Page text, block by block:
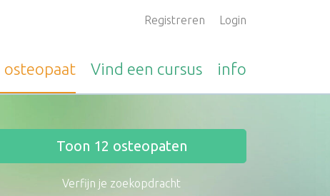
Registreren Login
osteopaat Vind een cursus info
Toon 12 osteopaten
Verfijn je zoekopdracht